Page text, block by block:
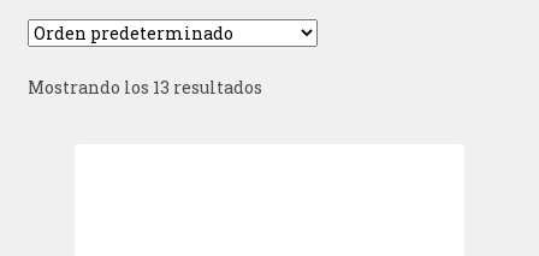
Mostrando los 13 resultados